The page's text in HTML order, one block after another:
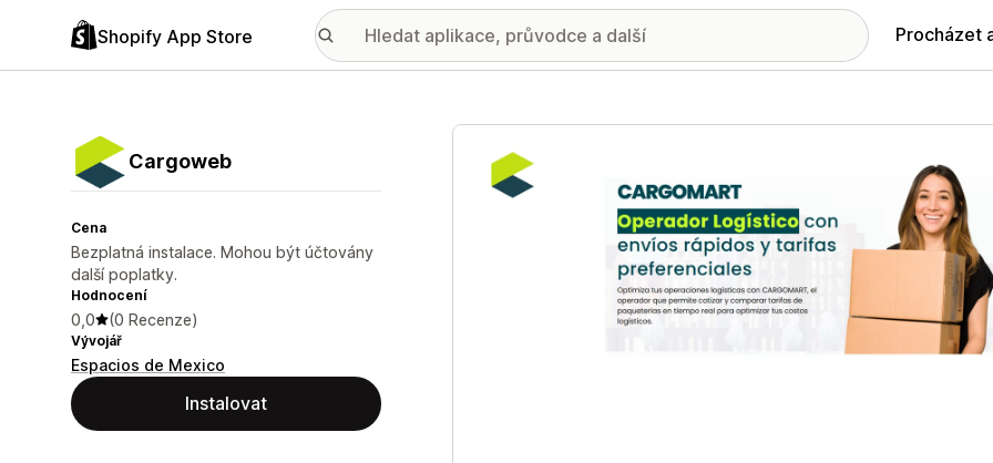
Shopify App Store Procházet
Cargoweb
Cena
Bezplatná instalace. Mohou být účtovány
další poplatky.
Hodnocení
0,0 (0 Recenze)
Vývojář
Espacios de Mexico
Instalovat
Galerie propagovaných obrázků